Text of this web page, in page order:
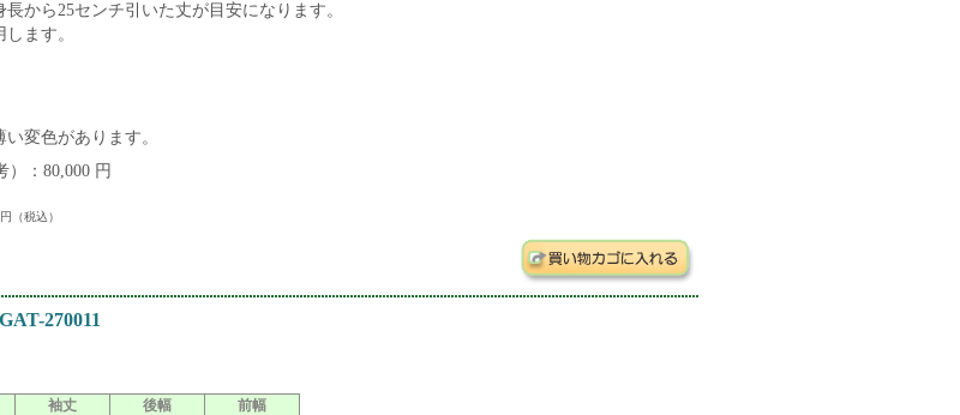
から25センチ引いた丈が目安になります。
ます。
変色があります。
）：80,000 円
円（税込）
270011
袖丈 後幅 前幅